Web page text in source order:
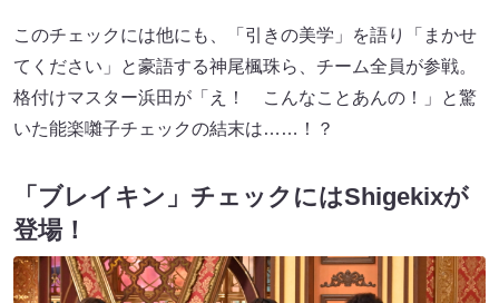
このチェックには他にも、「引きの美学」を語り「まかせ
てください」と豪語する神尾楓珠ら、チーム全員が参戦。
格付けマスター浜田が「え！ こんなことあんの！」と驚
いた能楽囃子チェックの結末は……！？
「ブレイキン」チェックにはShigekixが
登場！